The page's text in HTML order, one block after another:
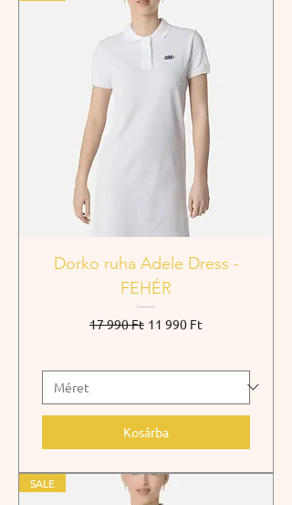
Dorko ruha Adele Dress -
FEHÉR
Szokásos ár
17 990 Ft Akciós ár
11 990 Ft
Kosárba
SALE